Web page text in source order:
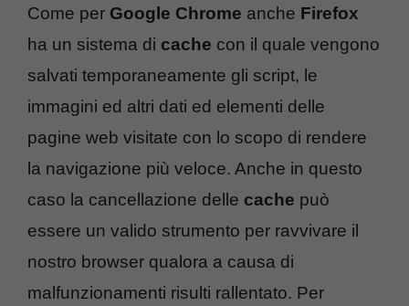
Come per Google Chrome anche Firefox
ha un sistema di cache con il quale vengono
salvati temporaneamente gli script, le
immagini ed altri dati ed elementi delle
pagine web visitate con lo scopo di rendere
la navigazione più veloce. Anche in questo
caso la cancellazione delle cache può
essere un valido strumento per ravvivare il
nostro browser qualora a causa di
malfunzionamenti risulti rallentato. Per